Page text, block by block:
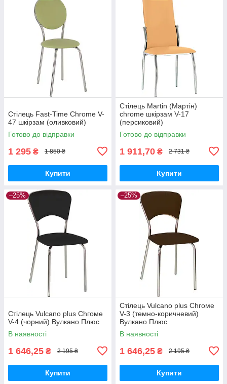
Стілець Fast-Time Chrome V-
47 шкірзам (оливковий)
Готово до відправки
1 295 ₴ 1 850 ₴
Купити
Стілець Martin (Мартін)
chrome шкірзам V-17
(персиковий)
Готово до відправки
1 911,70 ₴ 2 731 ₴
Купити
–25%
Стілець Vulcano plus Сhгоме
V-4 (чорний) Вулкано Плюс
В наявності
1 646,25 ₴ 2 195 ₴
Купити
–25%
Стілець Vulcano plus Сhгоме
V-3 (темно-коричневий)
Вулкано Плюс
В наявності
1 646,25 ₴ 2 195 ₴
Купити